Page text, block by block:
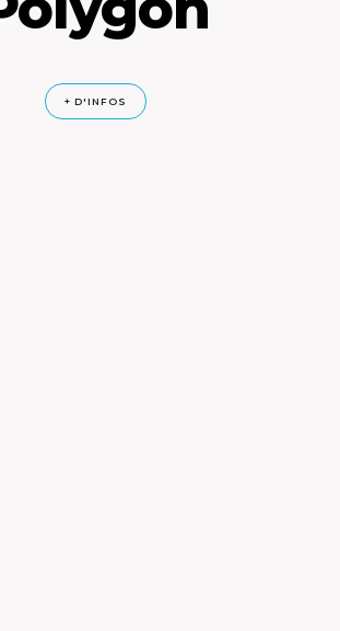
+ D'INFOS